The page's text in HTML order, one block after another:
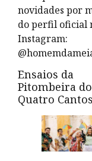
novidades por
do perfil oficial
Instagram:
Ensaios da
Pitombeira
Quatro Cantos